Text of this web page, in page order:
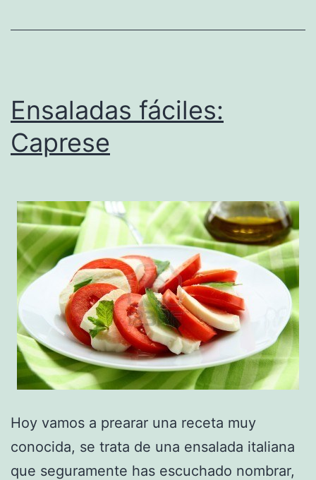
Ensaladas fáciles:
Caprese
Hoy vamos a prearar una receta muy
conocida, se trata de una ensalada italiana
que seguramente has escuchado nombrar,